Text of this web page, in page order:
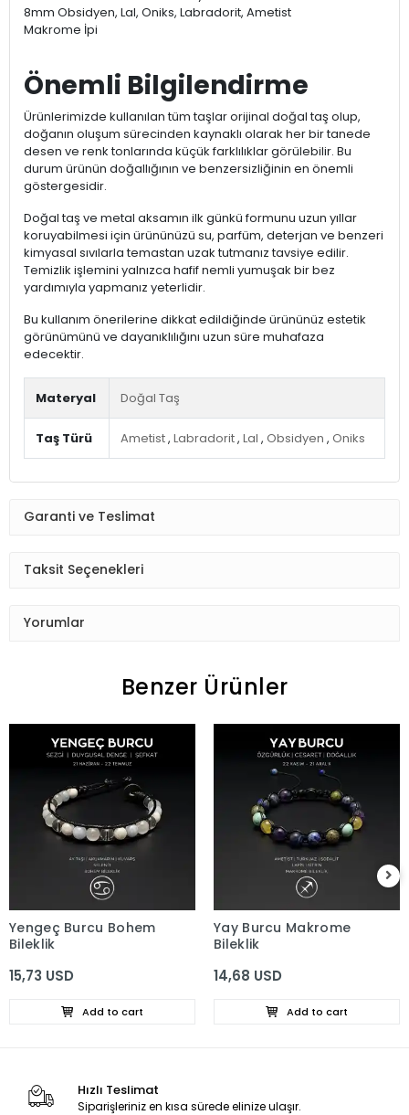
8mm Obsidyen, Lal, Oniks, Labradorit, Ametist
Makrome İpi
Önemli Bilgilendirme
Ürünlerimizde kullanılan tüm taşlar orijinal doğal taş olup,
doğanın oluşum sürecinden kaynaklı olarak her bir tanede
desen ve renk tonlarında küçük farklılıklar görülebilir. Bu
durum ürünün doğallığının ve benzersizliğinin en önemli
göstergesidir.
Doğal taş ve metal aksamın ilk günkü formunu uzun yıllar
koruyabilmesi için ürününüzü su, parfüm, deterjan ve benzeri
kimyasal sıvılarla temastan uzak tutmanız tavsiye edilir.
Temizlik işlemini yalnızca hafif nemli yumuşak bir bez
yardımıyla yapmanız yeterlidir.
Bu kullanım önerilerine dikkat edildiğinde ürününüz estetik
görünümünü ve dayanıklılığını uzun süre muhafaza
edecektir.
Materyal Doğal Taş
Taş Türü Ametist, Labradorit, Lal , Obsidyen , Oniks
Garanti ve Teslimat
Taksit Seçenekleri
Yorumlar
Benzer Ürünler
Yengeç Burcu Bohem
Bileklik
15,73 USD
Add to cart
Yay Burcu Makrome
Bileklik
14,68 USD
Add to cart
Hızlı Teslimat
Siparişleriniz en kısa sürede elinize ulaşır.